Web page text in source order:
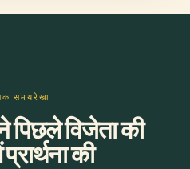
समयरेखा
पिछले विजेता की
की